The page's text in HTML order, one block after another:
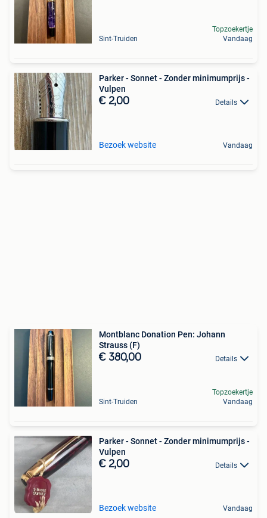
Sint-Truiden
Topzoekertje
Vandaag
Parker - Sonnet - Zonder minimumprijs -
Vulpen
€ 2,00 Details
Bezoek website Vandaag
Montblanc Donation Pen: Johann
Strauss (F)
€ 380,00 Details
Sint-Truiden
Topzoekertje
Vandaag
Parker - Sonnet - Zonder minimumprijs -
Vulpen
€ 2,00 Details
Bezoek website Vandaag